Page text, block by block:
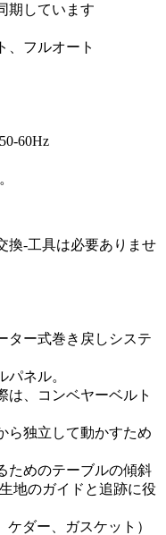
期しています
、フルオート
60Hz
換-工具は必要ありませ
ター式巻き戻しシステ
ネル。
は、コンベヤーベルト
ら独立して動かすため
ためのテーブルの傾斜
地のガイドと追跡に役
ダー、ガスケット）